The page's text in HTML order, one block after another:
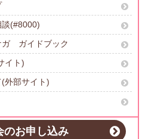
談(#8000)
ガ ガイドブック
イト)
外部サイト)
のお申し込み